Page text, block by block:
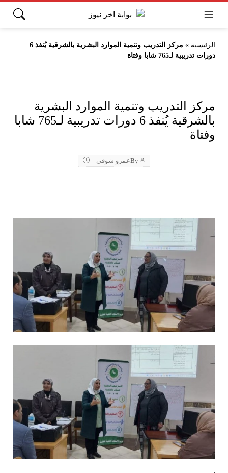
الرئيسية »
مركز التدريب وتنمية الموارد البشرية بالشرقية يُنفذ 6
دورات تدريبية لـ765 شابا وفتاة
مركز التدريب وتنمية الموارد البشرية
بالشرقية يُنفذ 6 دورات تدريبية لـ765 شابا
وفتاة
Byعمرو شوقي